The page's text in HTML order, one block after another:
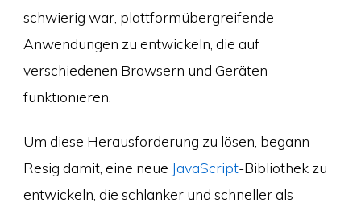
schwierig war, plattformübergreifende
Anwendungen zu entwickeln, die auf
verschiedenen Browsern und Geräten
funktionieren.
Um diese Herausforderung zu lösen, begann
Resig damit, eine neue JavaScript-Bibliothek zu
entwickeln, die schlanker und schneller als